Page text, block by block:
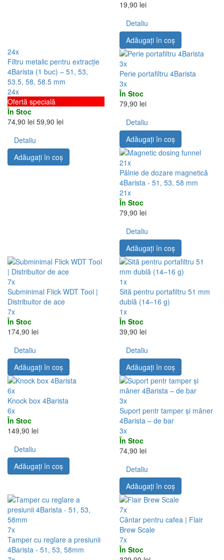
24x
Filtru metalic pentru extracție
4Barista (1 buc) – 51, 53,
53.5, 58, 58.5 mm
24x
Ofertă specială
În Stoc
74,90 lei 59,90 lei
Detaliu
Adăugați în coş
19,90 lei
Detaliu
Adăugați în coş
3x
Perie portafiltru 4Barista
3x
În Stoc
79,90 lei
Detaliu
Adăugați în coş
21x
Pâlnie de dozare magnetică
4Barista - 51, 53, 58 mm
21x
În Stoc
79,90 lei
Detaliu
Adăugați în coş
7x
Subminimal Flick WDT Tool |
Distribuitor de ace
7x
În Stoc
174,90 lei
Detaliu
Adăugați în coş
1x
Sită pentru portafiltru 51 mm
dublă (14–16 g)
1x
În Stoc
39,90 lei
Detaliu
Adăugați în coş
6x
Knock box 4Barista
6x
În Stoc
149,90 lei
Detaliu
Adăugați în coş
3x
Suport pentr tamper și mâner
4Barista – de bar
3x
În Stoc
74,90 lei
Detaliu
Adăugați în coş
7x
Tamper cu reglare a presiunii
4Barista - 51, 53, 58mm
7x
Cântar pentru cafea | Flair
Brew Scale
7x
În Stoc